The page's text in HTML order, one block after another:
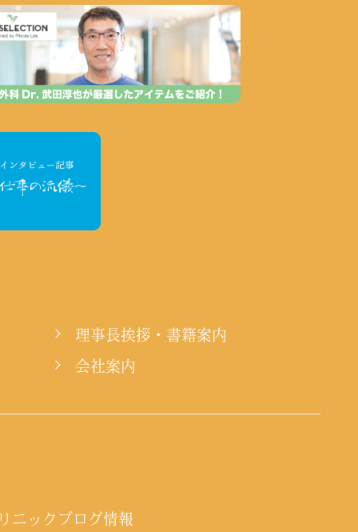
理事長挨拶・書籍案内
会社案内
ニックブログ情報